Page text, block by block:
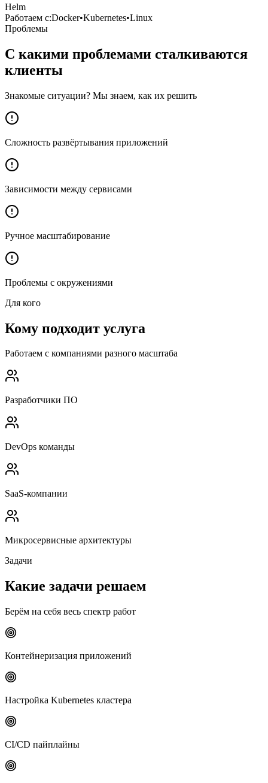
Helm
Работаем с:Docker•Kubernetes•Linux
Проблемы
С какими проблемами сталкиваются
клиенты
Знакомые ситуации? Мы знаем, как их решить
Сложность развёртывания приложений
Зависимости между сервисами
Ручное масштабирование
Проблемы с окружениями
Для кого
Кому подходит услуга
Работаем с компаниями разного масштаба
Разработчики ПО
DevOps команды
SaaS-компании
Микросервисные архитектуры
Задачи
Какие задачи решаем
Берём на себя весь спектр работ
Контейнеризация приложений
Настройка Kubernetes кластера
CI/CD пайплайны